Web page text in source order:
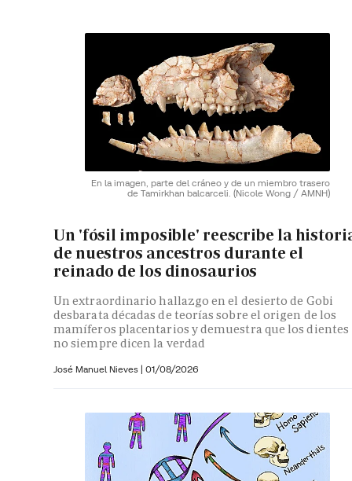
En la imagen, parte del cráneo y de un miembro trasero
de Tamirkhan balcarceli. (Nicole Wong / AMNH)
Un 'fósil imposible' reescribe la
de nuestros ancestros durante el
reinado de los dinosaurios
Un extraordinario hallazgo en el desierto de Gobi
desbarata décadas de teorías sobre el origen de los
mamíferos placentarios y demuestra que los dientes
no siempre dicen la verdad
José Manuel Nieves | 01/08/2026